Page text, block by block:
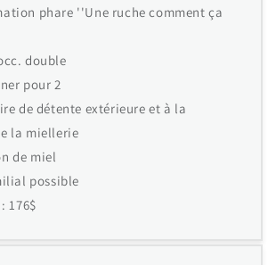
phare ''Une ruche comment ça
double
pour 2
de détente extérieure et à la
la miellerie
de miel
possible
176$